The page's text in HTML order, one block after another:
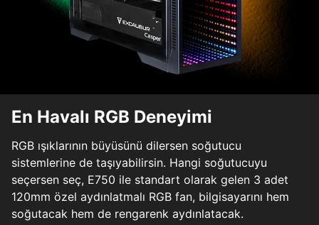
En Havalı RGB Deneyimi
RGB ışıklarının büyüsünü dilersen soğutucu
sistemlerine de taşıyabilirsin. Hangi soğutucuyu
seçersen seç, E750 ile standart olarak gelen 3 adet
120mm özel aydınlatmalı RGB fan, bilgisayarını hem
soğutacak hem de rengarenk aydınlatacak.